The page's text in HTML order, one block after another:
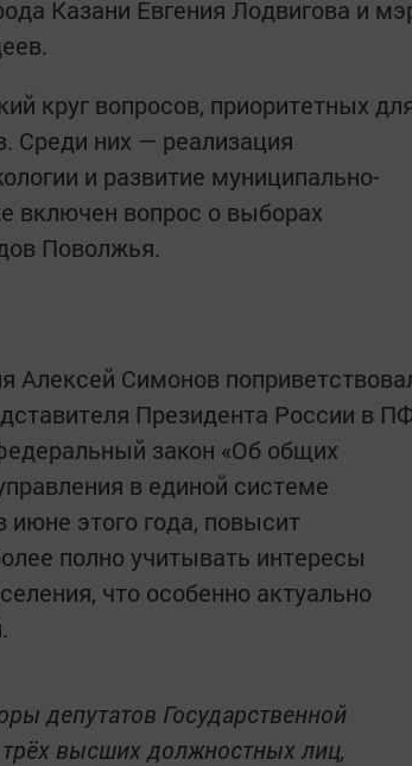
Казани Евгения Лодвигова и
круг вопросов, приоритетных
Среди них — реализация
и развитие муниципально-
включен вопрос о выборах
Поволжья.
Алексей Симонов
Президента России в
закон «Об общих
в единой системе
июне этого года, повысит
полно учитывать интересы
что особенно актуально
депутатов Государственной
высших должностных лиц,